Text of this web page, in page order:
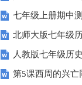
七年级上册期中
北师大版七年级
人教版七年级历
第5课西周的兴亡